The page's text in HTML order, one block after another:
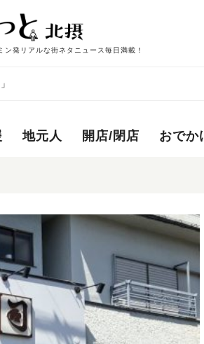
発リアルな街ネタニュース毎日満載！
地元人 開店/閉店 おでか